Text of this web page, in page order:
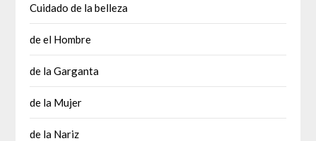
Cuidado de la belleza
de el Hombre
de la Garganta
de la Mujer
de la Nariz